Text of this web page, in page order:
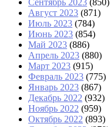
Сентябрь 2023 (850)
Август 2023 (871)
Июль 2023 (784)
Июнь 2023 (854)
Май 2023 (886)
Апрель 2023 (880)
Март 2023 (915)
Февраль 2023 (775)
Январь 2023 (867)
Декабрь 2022 (932)
Ноябрь 2022 (959)
Октябрь 2022 (893)